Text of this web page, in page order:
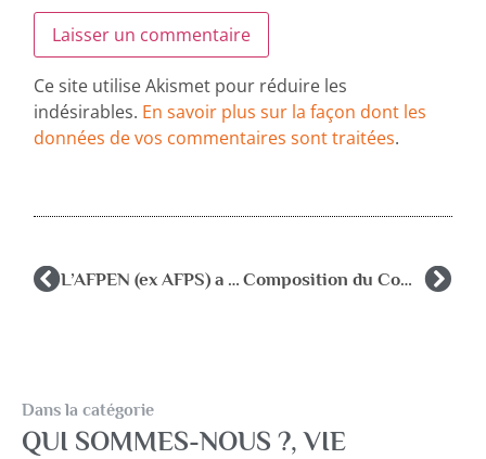
Ce site utilise Akismet pour réduire les
indésirables. En savoir plus sur la façon dont les
données de vos commentaires sont traitées.
L’AFPEN (ex AFPS) a 50 ans ….. Composition du Comité de Lecture
Dans la catégorie
QUI SOMMES-NOUS ?,VIE